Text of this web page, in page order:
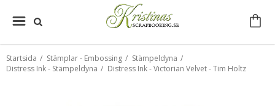
Startsida / Stämplar - Embossing / Stämpeldyna /
Distress Ink - Stämpeldyna / Distress Ink - Victorian Velvet - Tim Holtz